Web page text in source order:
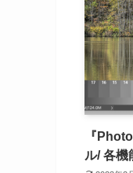
『
ル/ 各機